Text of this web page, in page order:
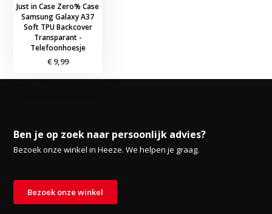
Just in Case Zero% Case
Samsung Galaxy A37
Soft TPU Backcover
Transparant -
Telefoonhoesje
€ 9,99
Ben je op zoek naar persoonlijk advies?
Bezoek onze winkel in Heeze. We helpen je graag.
Bezoek onze winkel